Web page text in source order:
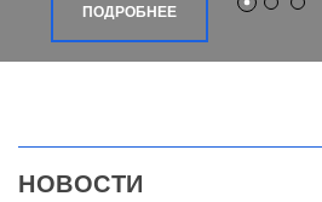
ПОДРОБНЕЕ
НОВОСТИ